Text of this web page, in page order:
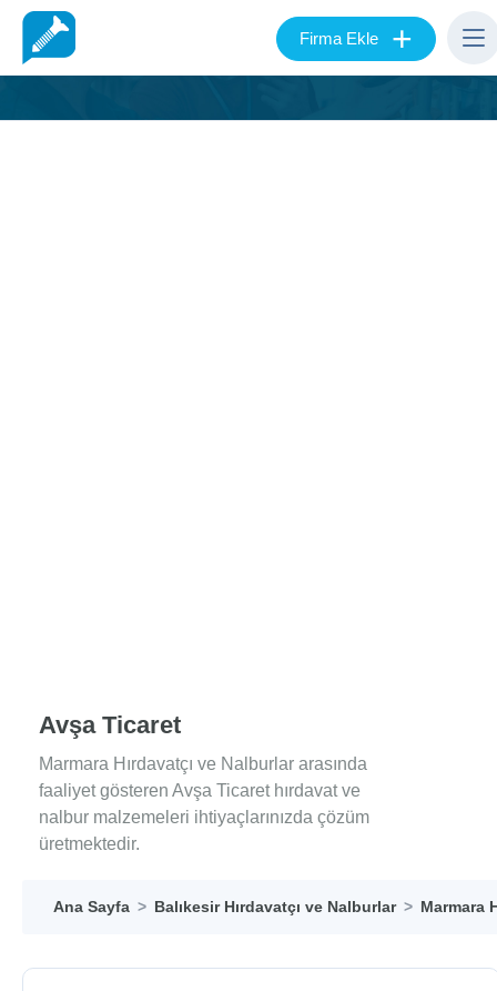
Firma Ekle +
Avşa Ticaret
Marmara Hırdavatçı ve Nalburlar arasında
faaliyet gösteren Avşa Ticaret hırdavat ve
nalbur malzemeleri ihtiyaçlarınızda çözüm
üretmektedir.
Ana Sayfa Balıkesir Hırdavatçı ve Nalburlar Marmara